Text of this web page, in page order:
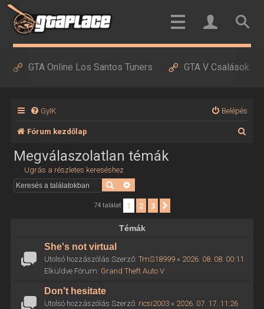
GTA Online Los Santos Tuners GTA V Csalások
GyIK Belépés
Fórum kezdőlap
Megválaszolatlan témák
Ugrás a részletes kereséshez
Keresés
74 találat 1 2 3
Témák
She's not virtual
Utolsó hozzászólás Szerző: TmS18999« 2026. 08. 08. 00:11
Elküldve Fórum: Grand Theft Auto V
Don't hesitate
Utolsó hozzászólás Szerző: ricsi2003« 2026. 07. 17. 11:26